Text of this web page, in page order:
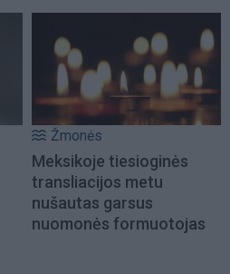
Žmonės
Meksikoje tiesioginės
transliacijos metu
nušautas garsus
nuomonės formuotojas